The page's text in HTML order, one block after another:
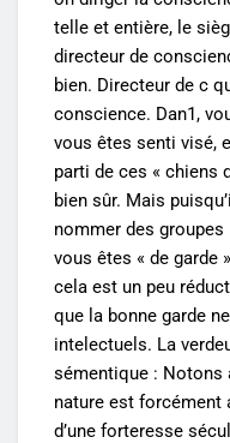
telle et entière, le
directeur de
bien. Directeur de c
conscience. Dan1,
vous êtes senti visé,
parti de ces « chiens
bien sûr. Mais
nommer des
vous êtes « de garde
cela est un peu
que la bonne garde
intelectuels. La
sémentique : Notons
nature est forcément
d’une forteresse